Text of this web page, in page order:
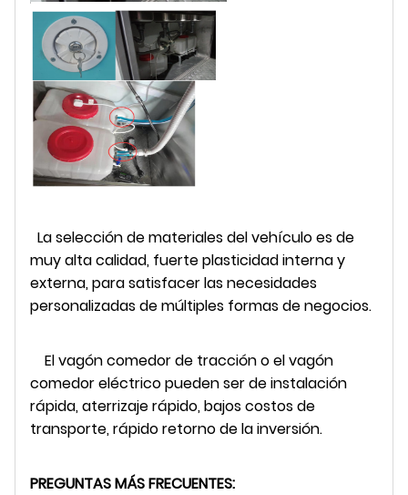
La selección de materiales del vehículo es de
muy alta calidad, fuerte plasticidad interna y
externa, para satisfacer las necesidades
personalizadas de múltiples formas de negocios.
El vagón comedor de tracción o el vagón
comedor eléctrico pueden ser de instalación
rápida, aterrizaje rápido, bajos costos de
transporte, rápido retorno de la inversión.
PREGUNTAS MÁS FRECUENTES: